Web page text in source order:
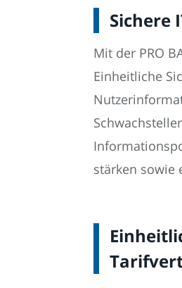
Sichere
Mit der PRO
Einheitliche
stärken